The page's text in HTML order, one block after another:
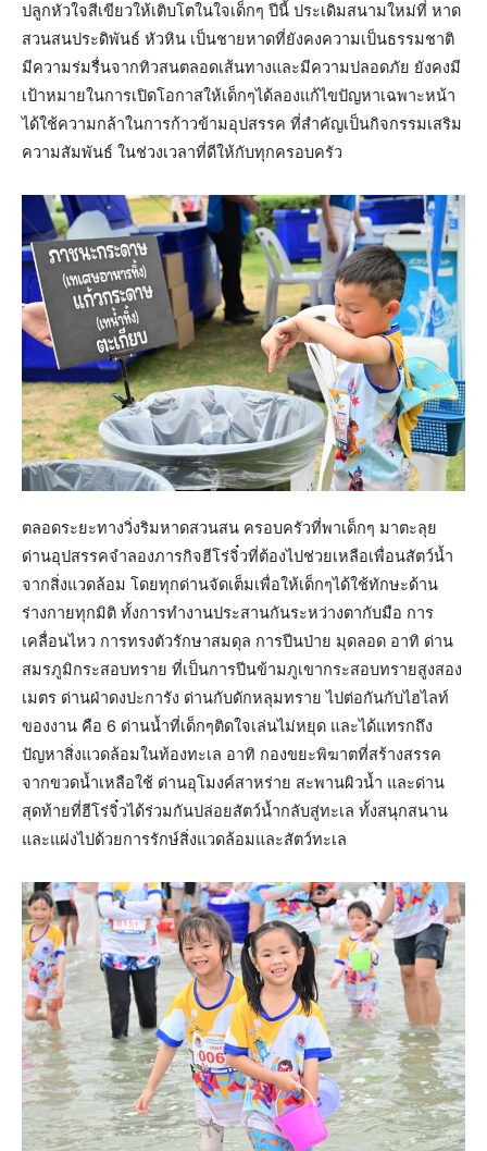
ปลูกหัวใจสีเขียวให้เติบโตในใจเด็กๆ ปีนี้ ประเดิมสนามใหม่ที่ หาด
สวนสนประดิพันธ์ หัวหิน เป็นชายหาดที่ยังคงความเป็นธรรมชาติ
มีความร่มรื่นจากทิวสนตลอดเส้นทางและมีความปลอดภัย ยังคงมี
เป้าหมายในการเปิดโอกาสให้เด็กๆได้ลองแก้ไขปัญหาเฉพาะหน้า
ได้ใช้ความกล้าในการก้าวข้ามอุปสรรค ที่สำคัญเป็นกิจกรรมเสริม
ความสัมพันธ์ ในช่วงเวลาที่ดีให้กับทุกครอบครัว
ตลอดระยะทางวิ่งริมหาดสวนสน ครอบครัวที่พาเด็กๆ มาตะลุย
ด่านอุปสรรคจำลองภารกิจฮีโร่จิ๋วที่ต้องไปช่วยเหลือเพื่อนสัตว์น้ำ
จากสิ่งแวดล้อม โดยทุกด่านจัดเต็มเพื่อให้เด็กๆได้ใช้ทักษะด้าน
ร่างกายทุกมิติ ทั้งการทำงานประสานกันระหว่างตากับมือ การ
เคลื่อนไหว การทรงตัวรักษาสมดุล การปีนป่าย มุดลอด อาทิ ด่าน
สมรภูมิกระสอบทราย ที่เป็นการปีนข้ามภูเขากระสอบทรายสูงสอง
เมตร ด่านฝ่าดงปะการัง ด่านกับดักหลุมทราย ไปต่อกันกับไฮไลท์
ของงาน คือ 6 ด่านน้ำที่เด็กๆติดใจเล่นไม่หยุด และได้แทรกถึง
ปัญหาสิ่งแวดล้อมในท้องทะเล อาทิ กองขยะพิฆาตที่สร้างสรรค
จากขวดน้ำเหลือใช้ ด่านอุโมงค์สาหร่าย สะพานผิวน้ำ และด่าน
สุดท้ายที่ฮีโร่จิ๋วได้ร่วมกันปล่อยสัตว์น้ำกลับสู่ทะเล ทั้งสนุกสนาน
และแฝงไปด้วยการรักษ์สิ่งแวดล้อมและสัตว์ทะเล